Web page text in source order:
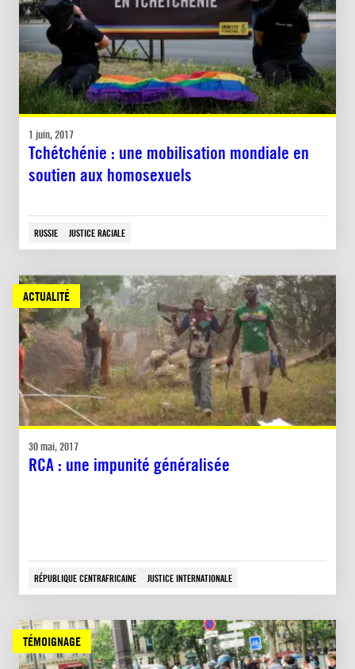
1 juin, 2017
Tchétchénie : une mobilisation mondiale en
soutien aux homosexuels
RUSSIE JUSTICE RACIALE
ACTUALITÉ
30 mai, 2017
RCA : une impunité généralisée
RÉPUBLIQUE CENTRAFRICAINE JUSTICE INTERNATIONALE
TÉMOIGNAGE